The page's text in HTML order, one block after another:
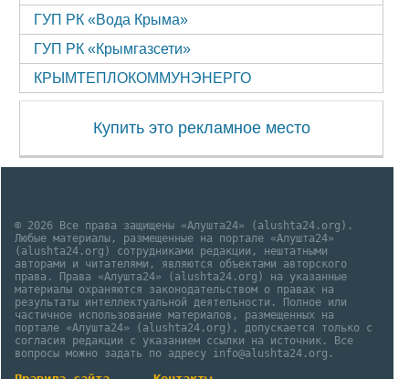
ГУП РК «Вода Крыма»
ГУП РК «Крымгазсети»
КРЫМТЕПЛОКОММУНЭНЕРГО
Купить это рекламное место
© 2026 Все права защищены «Алушта24» (alushta24.org).
Любые материалы, размещенные на портале «Алушта24»
(alushta24.org) сотрудниками редакции, нештатными
авторами и читателями, являются объектами авторского
права. Права «Алушта24» (alushta24.org) на указанные
материалы охраняются законодательством о правах на
результаты интеллектуальной деятельности. Полное или
частичное использование материалов, размещенных на
портале «Алушта24» (alushta24.org), допускается только с
согласия редакции с указанием ссылки на источник. Все
вопросы можно задать по адресу info@alushta24.org.